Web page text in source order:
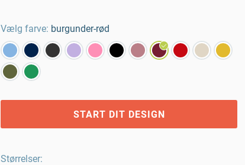
Vælg farve: burgunder-rød
START DIT DESIGN
Størrelser: